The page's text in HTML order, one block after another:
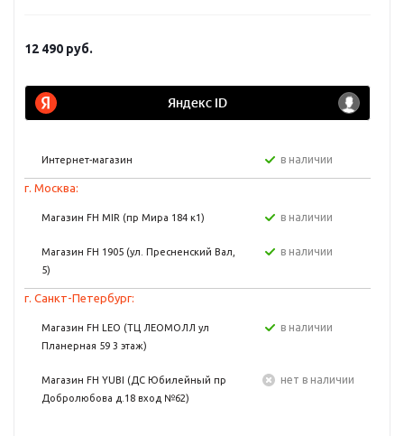
12 490 руб.
Интернет-магазин в наличии
г. Москва:
Магазин FH MIR (пр Мира 184 к1) в наличии
Магазин FH 1905 (ул. Пресненский Вал,
5)
в наличии
г. Санкт-Петербург:
Магазин FH LEO (ТЦ ЛЕОМОЛЛ ул
Планерная 59 3 этаж)
в наличии
Магазин FH YUBI (ДС Юбилейный пр
Добролюбова д.18 вход №62)
Нет в наличии